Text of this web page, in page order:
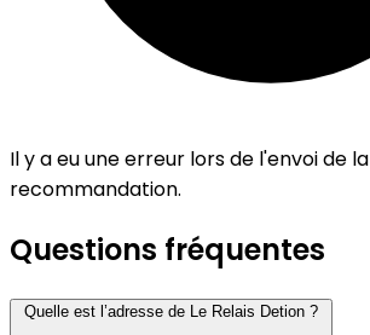
Il y a eu une erreur lors de l'envoi de la
recommandation.
Questions fréquentes
Quelle est l’adresse de Le Relais Detion ?